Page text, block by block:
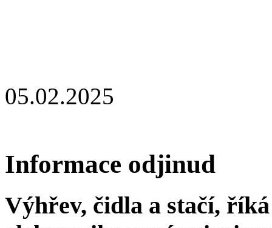
05.02.2025
Informace odjinud
Výhřev, čidla a stačí,